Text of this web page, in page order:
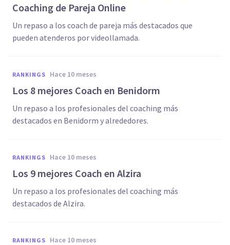
Coaching de Pareja Online
Un repaso a los coach de pareja más destacados que
pueden atenderos por videollamada.
RANKINGS hace 10 meses
Los 8 mejores Coach en Benidorm
Un repaso a los profesionales del coaching más
destacados en Benidorm y alrededores.
RANKINGS hace 10 meses
Los 9 mejores Coach en Alzira
Un repaso a los profesionales del coaching más
destacados de Alzira.
RANKINGS hace 10 meses